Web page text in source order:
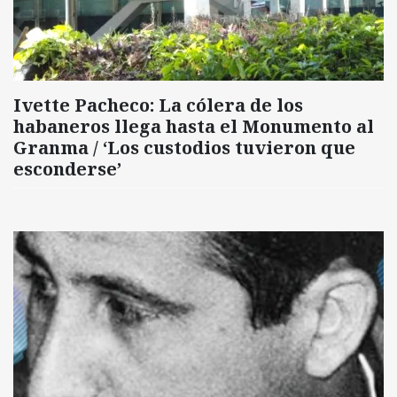
Ivette Pacheco: La cólera de los
habaneros llega hasta el Monumento al
Granma / ‘Los custodios tuvieron que
esconderse’